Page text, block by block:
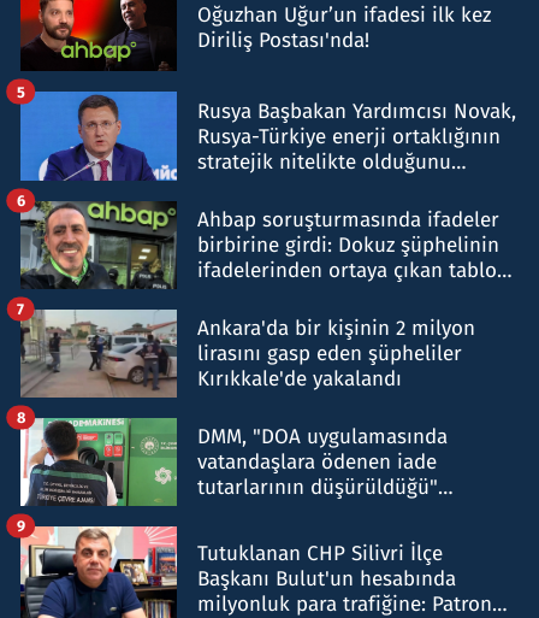
Oğuzhan Uğur’un ifadesi ilk kez
Diriliş Postası'nda!
Rusya Başbakan Yardımcısı Novak,
Rusya-Türkiye enerji ortaklığının
stratejik nitelikte olduğunu
5
Ahbap soruşturmasında ifadeler
birbirine girdi: Dokuz şüphelinin
ifadelerinden ortaya çıkan tablo
6
Ankara'da bir kişinin 2 milyon
lirasını gasp eden şüpheliler
Kırıkkale'de yakalandı
7
DMM, "DOA uygulamasında
vatandaşlara ödenen iade
tutarlarının düşürüldüğü"
8
Tutuklanan CHP Silivri İlçe
Başkanı Bulut'un hesabında
milyonluk para trafiğine: Patron
9